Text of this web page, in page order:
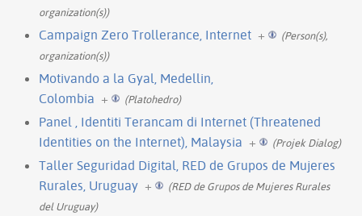
organization(s))
Campaign Zero Trollerance, Internet +
(Person(s),
organization(s))
Motivando a la Gyal, Medellin,
Colombia + (Platohedro)
Panel , Identiti Terancam di Internet (Threatened
Identities on the Internet), Malaysia + (Projek Dialog)
Taller Seguridad Digital, RED de Grupos de Mujeres
Rurales, Uruguay +
(RED de Grupos de Mujeres Rurales
del Uruguay)